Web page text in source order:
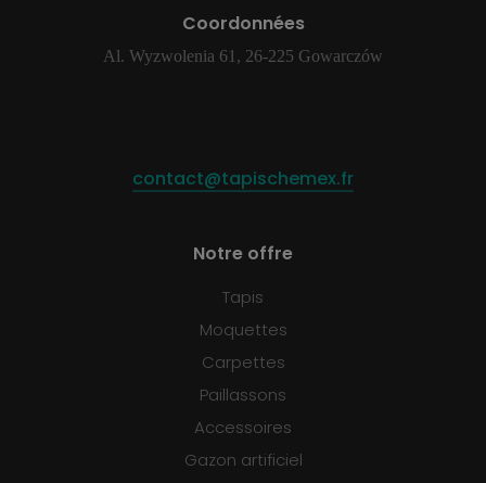
Coordonnées
Al. Wyzwolenia 61, 26-225 Gowarczów
contact@tapischemex.fr
Notre offre
Tapis
Moquettes
Carpettes
Paillassons
Accessoires
Gazon artificiel